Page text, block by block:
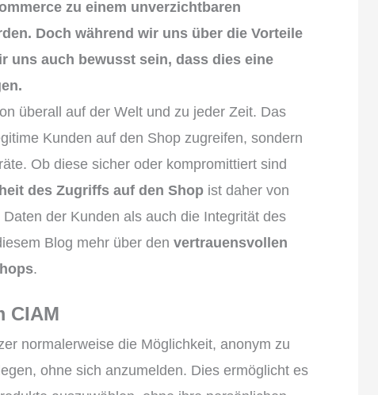
zu einem unverzichtbaren
Doch während wir uns über die Vorteile
uns auch bewusst sein, dass dies eine
überall auf der Welt und zu jeder Zeit. Das
Kunden auf den Shop zugreifen, sondern
Ob diese sicher oder kompromittiert sind
des Zugriffs auf den Shop ist daher von
der Kunden als auch die Integrität des
Blog mehr über denvertrauensvollen
.
CIAM
normalerweise die Möglichkeit, anonym zu
ohne sich anzumelden. Dies ermöglicht es